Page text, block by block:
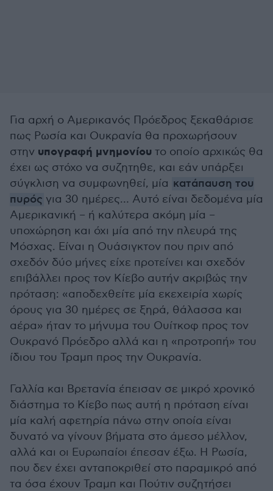
Για αρχή ο Αμερικανός Πρόεδρος ξεκαθάρισε
πως Ρωσία και Ουκρανία θα προχωρήσουν
στην υπογραφή μνημονίου το οποίο αρχικώς θα
έχει ως στόχο να συζητηθε, και εάν υπάρξει
σύγκλιση να συμφωνηθεί, μία κατάπαυση του
πυρός για 30 ημέρες… Αυτό είναι δεδομένα μία
Αμερικανική – ή καλύτερα ακόμη μία –
υποχώρηση και όχι μία από την πλευρά της
Μόσχας. Είναι η Ουάσιγκτον που πριν από
σχεδόν δύο μήνες είχε προτείνει και σχεδόν
επιβάλλει προς τον Κίεβο αυτήν ακριβώς την
πρόταση: «αποδεχθείτε μία εκεχειρία χωρίς
όρους για 30 ημέρες σε ξηρά, θάλασσα και
αέρα» ήταν το μήνυμα του Ουίτκοφ προς τον
Ουκρανό Πρόεδρο αλλά και η «προτροπή» του
ίδιου του Τραμπ προς την Ουκρανία.
Γαλλία και Βρετανία έπεισαν σε μικρό χρονικό
διάστημα το Κίεβο πως αυτή η πρόταση είναι
μία καλή αφετηρία πάνω στην οποία είναι
δυνατό να γίνουν βήματα στο άμεσο μέλλον,
αλλά και οι Ευρωπαίοι έπεσαν έξω. Η Ρωσία,
που δεν έχει ανταποκριθεί στο παραμικρό από
τα όσα έχουν Τραμπ και Πούτιν συζητήσει